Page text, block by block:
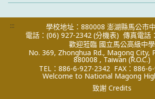
:::
學校地址：880008 澎湖縣馬公市
電話：(06) 927-2342 (分機表) 傳真電話
歡迎蒞臨 國立馬公高級中學
No. 369, Zhonghua Rd., Magong City,
880008 , Taiwan (R.O.C.)
TEL：886-6-927-2342 FAX：886-
Welcome to National Magong
致謝 Credits